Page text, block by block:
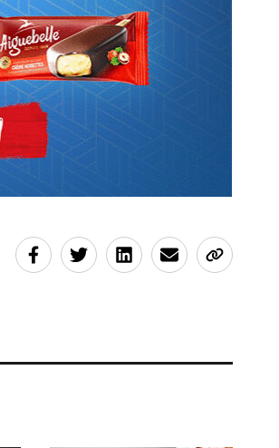
être offerte au président